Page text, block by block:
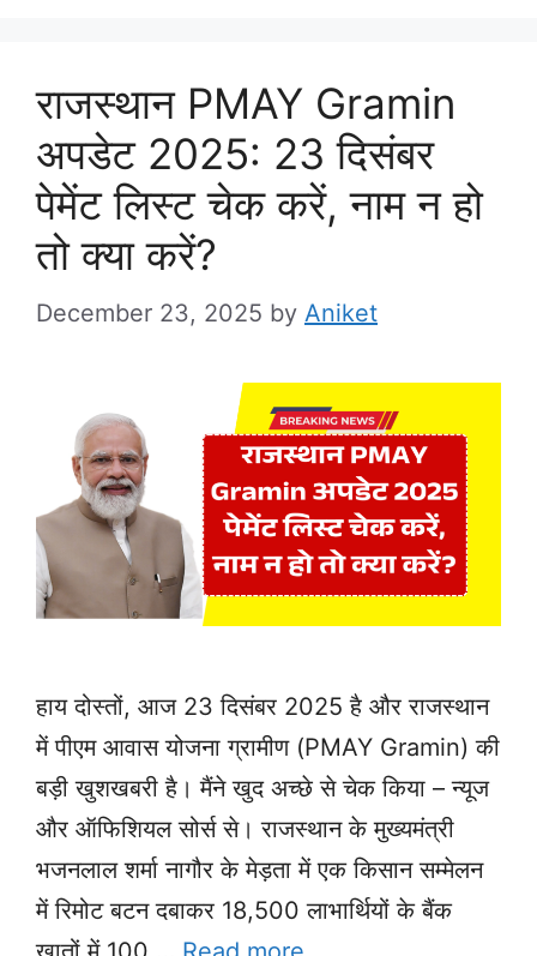
राजस्थान PMAY Gramin
अपडेट 2025: 23 दिसंबर
पेमेंट लिस्ट चेक करें, नाम न हो
तो क्या करें?
December 23, 2025 by Aniket
हाय दोस्तों, आज 23 दिसंबर 2025 है और राजस्थान
में पीएम आवास योजना ग्रामीण (PMAY Gramin) की
बड़ी खुशखबरी है। मैंने खुद अच्छे से चेक किया – न्यूज
और ऑफिशियल सोर्स से। राजस्थान के मुख्यमंत्री
भजनलाल शर्मा नागौर के मेड़ता में एक किसान सम्मेलन
में रिमोट बटन दबाकर 18,500 लाभार्थियों के बैंक